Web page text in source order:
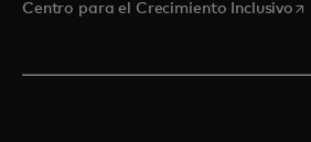
Centro para el Crecimiento Inclusivo